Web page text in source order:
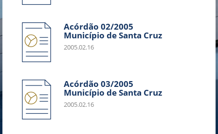
Acórdão 02/2005
Município de Santa Cruz
2005.02.16
Acórdão 03/2005
Município de Santa Cruz
2005.02.16